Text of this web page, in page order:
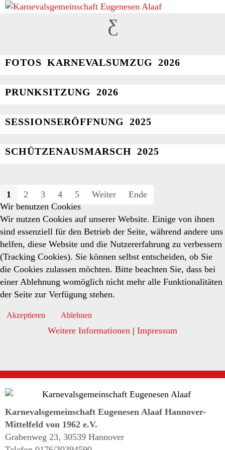
FOTOS KARNEVALSUMZUG 2026
PRUNKSITZUNG 2026
SESSIONSERÖFFNUNG 2025
SCHÜTZENAUSMARSCH 2025
1 2 3 4 5 Weiter Ende
Karnevalsgemeinschaft Eugenesen Alaaf Hannover-
Mittelfeld von 1962 e.V.
Grabenweg 23, 30539 Hannover
Wir benutzen Cookies
Wir nutzen Cookies auf unserer Website. Einige von ihnen
sind essenziell für den Betrieb der Seite, während andere uns
helfen, diese Website und die Nutzererfahrung zu verbessern
(Tracking Cookies). Sie können selbst entscheiden, ob Sie
die Cookies zulassen möchten. Bitte beachten Sie, dass bei
einer Ablehnung womöglich nicht mehr alle Funktionalitäten
der Seite zur Verfügung stehen.
Akzeptieren Ablehnen
Weitere Informationen | Impressum